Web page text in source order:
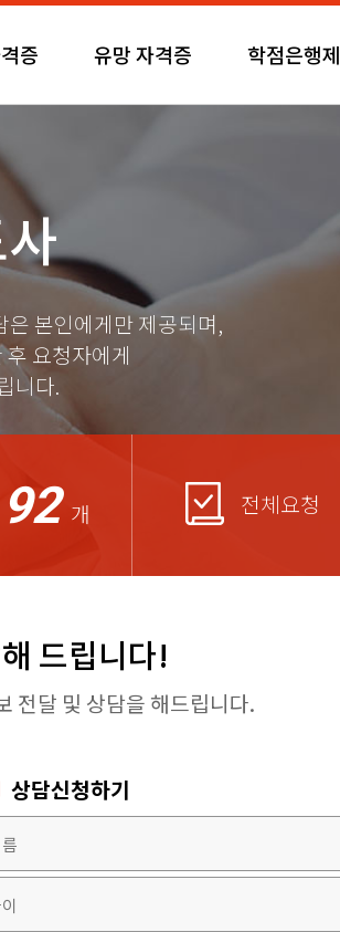
증 유망 자격증 학점은행제
은 본인에게만 제공되며,
요청자에게
니다.
92 개 전체요청
드립니다!
전달 및 상담을 해드립니다.